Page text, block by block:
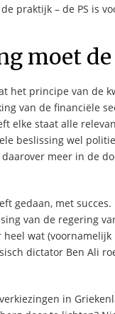
praktijk – de PS is
moet
het principe van de
van de financiële
elke staat alle
beslissing wel
meer in de
gedaan, met
van de regering
wat
dictator Ben Ali
in